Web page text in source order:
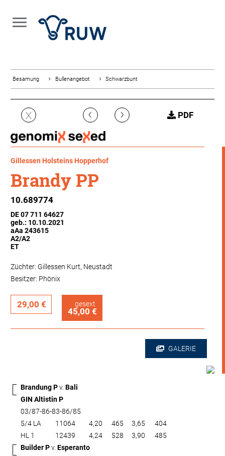
Besamung Bullenangebot Schwarzbunt
X ‹ › PDF
Gillessen Holsteins Hopperhof
Brandy PP
10.689774
DE 07 711 64627
geb.: 10.10.2021
aAa 243615
A2/A2
ET
Züchter: Gillessen Kurt, Neustadt
Besitzer: Phönix
29,00 € gesext
45,00 €
GALERIE
Brandung Pv. Bali
GIN Altistin P
03/87-86-83-86/85
5/4 LA
11064 4,20 465 3,65
404
HL 1
12439 4,24 528 3,90
485
Builder Pv. Esperanto